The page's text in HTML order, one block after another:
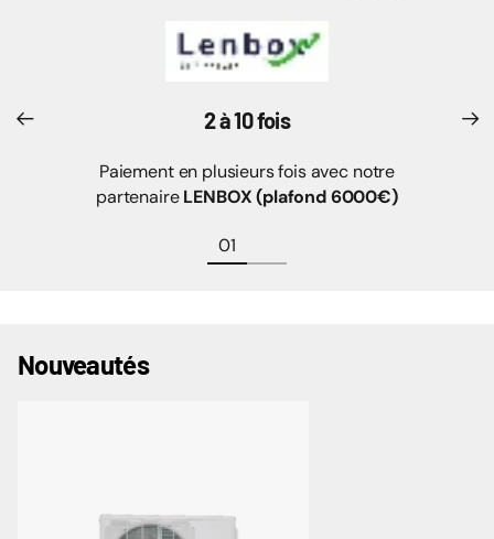
2 à 10 fois
Paiement en plusieurs fois avec notre
partenaireLENBOX (plafond 6000€)
Nouveautés